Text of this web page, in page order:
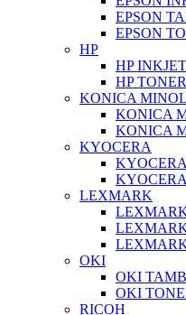
EPSON
EPSON
HP
HP INKJET
HP
KONICA
KONICA
KONICA
KYOCERA
LEXMARK
OKI
OKI
OKI
RICOH